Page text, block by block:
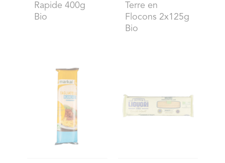
Rapide 400g
Bio
Terre en
Flocons 2x125g
Bio